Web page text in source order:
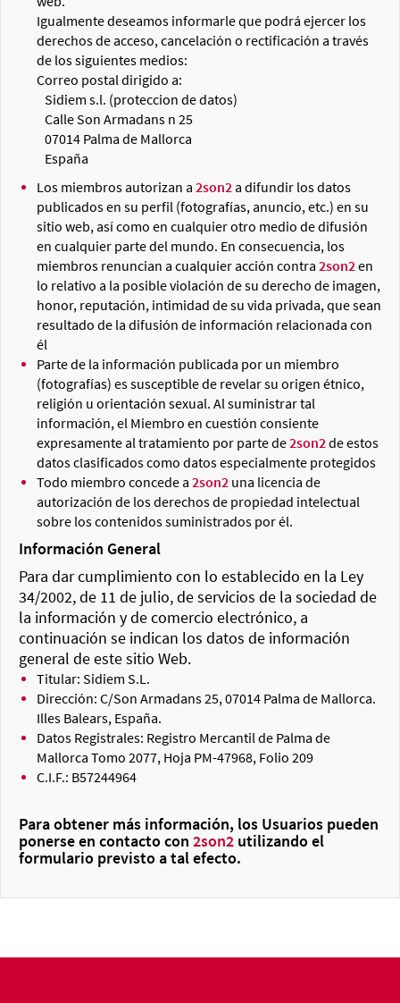
Igualmente deseamos informarle que podrá ejercer los
derechos de acceso, cancelación o rectificación a través
de los siguientes medios:
Correo postal dirigido a:
Sidiem s.l. (proteccion de datos)
Calle Son Armadans n 25
07014 Palma de Mallorca
España
Los miembros autorizan a 2son2 a difundir los datos
publicados en su perfil (fotografías, anuncio, etc.) en su
sitio web, así como en cualquier otro medio de difusión
en cualquier parte del mundo. En consecuencia, los
miembros renuncian a cualquier acción contra 2son2 en
lo relativo a la posible violación de su derecho de imagen,
honor, reputación, intimidad de su vida privada, que sean
resultado de la difusión de información relacionada con
él
Parte de la información publicada por un miembro
(fotografías) es susceptible de revelar su origen étnico,
religión u orientación sexual. Al suministrar tal
información, el Miembro en cuestión consiente
expresamente al tratamiento por parte de2son2 de estos
datos clasificados como datos especialmente protegidos
Todo miembro concede a 2son2 una licencia de
autorización de los derechos de propiedad intelectual
sobre los contenidos suministrados por él.
Información General
Para dar cumplimiento con lo establecido en la Ley
34/2002, de 11 de julio, de servicios de la sociedad de
la información y de comercio electrónico, a
continuación se indican los datos de información
general de este sitio Web.
Titular: Sidiem S.L.
Dirección: C/Son Armadans 25, 07014 Palma de Mallorca.
Illes Balears, España.
Datos Registrales: Registro Mercantil de Palma de
Mallorca Tomo 2077, Hoja PM-47968, Folio 209
C.I.F.: B57244964
Para obtener más información, los Usuarios pueden
ponerse en contacto con 2son2 utilizando el
formulario previsto a tal efecto.